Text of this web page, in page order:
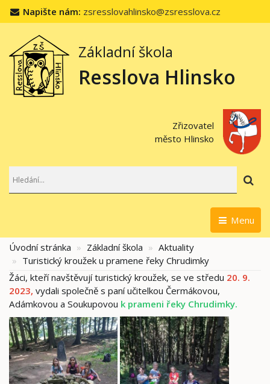
Napište nám: zsresslovahlinsko@zsresslova.cz
Základní škola
Resslova Hlinsko
Zřizovatel
město Hlinsko
Menu
Úvodní stránka Základní škola
Aktuality
Turistický kroužek u pramene řeky Chrudimky
Žáci, kteří navštěvují turistický kroužek, se ve středu 20. 9.
2023, vydali společně s paní učitelkou Čermákovou,
Adámkovou a Soukupovou k prameni řeky Chrudimky.